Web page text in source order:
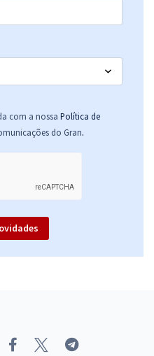
com a nossa Política de
do Gran.